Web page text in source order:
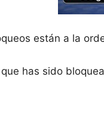
están a la
has sido